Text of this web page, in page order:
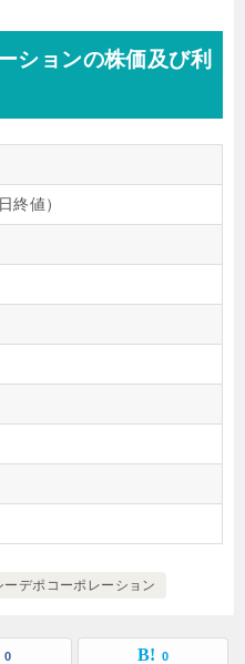
ションの株価及び利
終値）
ーデポコーポレーション
0 0